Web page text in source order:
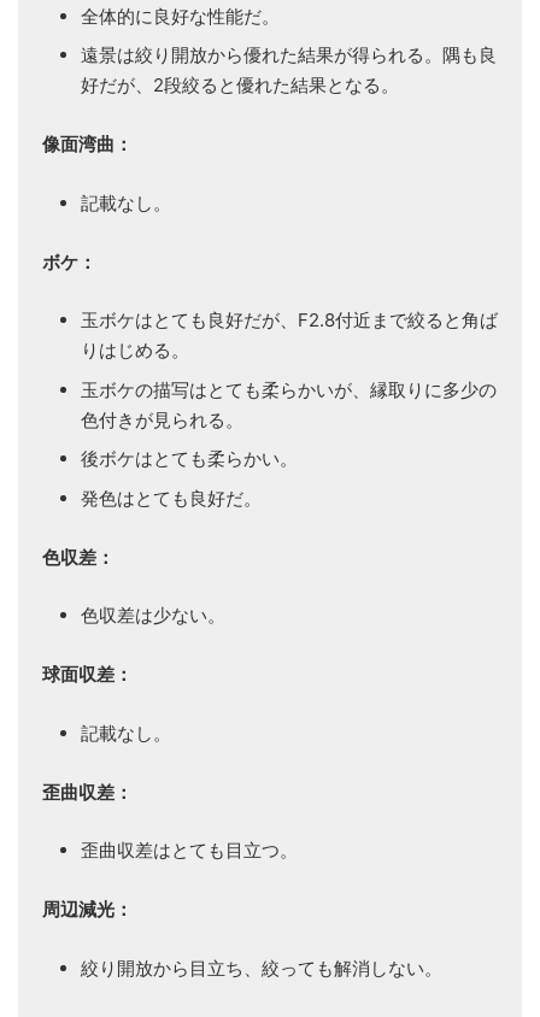
全体的に良好な性能だ。
遠景は絞り開放から優れた結果が得られる。隅も良
好だが、2段絞ると優れた結果となる。
像面湾曲：
記載なし。
ボケ：
玉ボケはとても良好だが、F2.8付近まで絞ると角ば
りはじめる。
玉ボケの描写はとても柔らかいが、縁取りに多少の
色付きが見られる。
後ボケはとても柔らかい。
発色はとても良好だ。
色収差：
色収差は少ない。
球面収差：
記載なし。
歪曲収差：
歪曲収差はとても目立つ。
周辺減光：
絞り開放から目立ち、絞っても解消しない。